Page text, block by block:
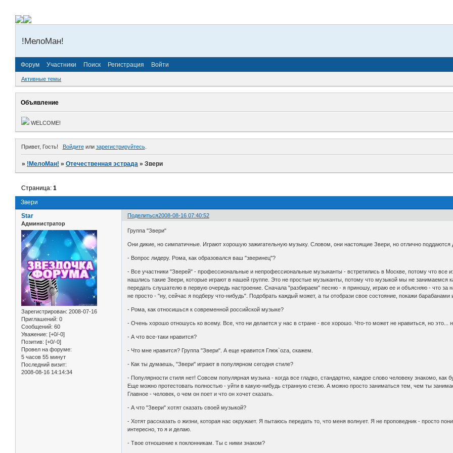
!МелоМан!
Форум Участники Поиск Регистрация Войти
Активные темы
Объявление
WELCOME!
Привет, Гость! Войдитеили зарегистрируйтесь.
» !МелоМан! »Отечественная эстрада »Звери
Звери
Страница:1
Поделиться2008-08-16 07:40:52
Star
Администратор
Зарегистрирован: 2008-07-16
Приглашений: 0
Сообщений: 60
Уважение: [+0/-0]
Позитив: [+0/-0]
Провел на форуме:
5 часов 55 минут
Последний визит:
2008-08-16 14:14:34
Группа "Звери"
Они дикие, но симпатичные. Играют хорошую зажигательную музыку. Словом, они настоящие Звери, но отлично поддаются
- Вопрос лидеру. Рома, как образовался ваш "зверинец"?
- Все участники "Зверей" - профессиональные и непрофессиональные музыканты - встретились в Москве, потому что все
нашлись такие Звери, которые играют в нашей группе. Это не простые музыканты, потому что музыкой мы не занимаемся
передать слушателю в первую очередь настроение. Сначала "разбираем" песню - я приношу, играю ее и объясняю - что за
не просто - "ну, сейчас я подберу что-нибудь". Подобрать каждый может, а ты отобрази свое состояние, покажи барабанами
- Рома, как относишься к современной российской музыке?
- Очень хорошо отношусь ко всему. Все, что ни делается у нас в стране - все хорошо. Что-то может не нравиться, но это...
- А что все-таки нравится?
- Что мне нравится? Группа "Звери". А еще нравится Глюк`оzа, скажем.
- Как ты думаешь, "Звери" играют в популярном сегодня стиле?
- Популярности стиля нет! Совсем популярная музыка - когда все гладко, стандартно, каждое слово человеку знакомо, как
Еще можно протестовать полностью - уйти в какую-нибудь странную стезю. А можно просто заниматься тем, чем ты
Главное - человек, о чем он поет и что он хочет сказать.
- А что "Звери" хотят сказать своей музыкой?
- Хотят рассказать о жизни, которая нас окружает. Я пытаюсь передать то, что меня волнует. Я не проповедник - просто
интересно, то я и делаю.
- Твое отношение к поклонникам. Ты с ними знаком?